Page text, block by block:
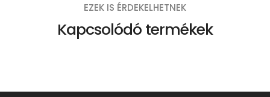
EZEK IS ÉRDEKELHETNEK
Kapcsolódó termékek